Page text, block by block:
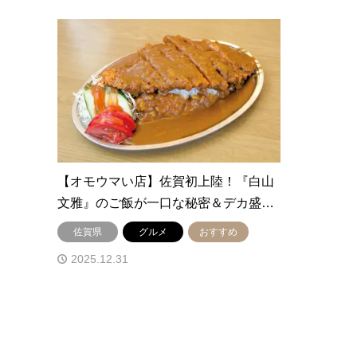
【オモウマい店】佐賀初上陸！『白山
文雅』のご飯が一口な秘密＆デカ盛…
佐賀県 グルメ おすすめ
2025.12.31